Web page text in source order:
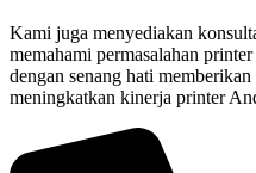
Kami juga menyediakan
memahami permasalahan
dengan senang hati
meningkatkan kinerja printer